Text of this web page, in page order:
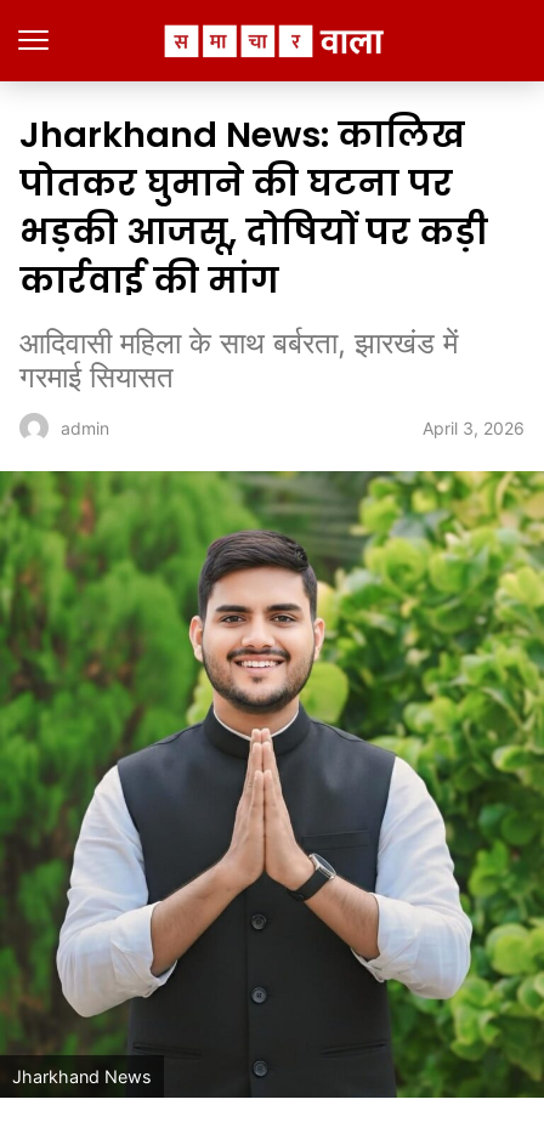
Jharkhand News: कालिख
पोतकर घुमाने की घटना पर
भड़की आजसू, दोषियों पर कड़ी
कार्रवाई की मांग
आदिवासी महिला के साथ बर्बरता, झारखंड में
गरमाई सियासत
admin April 3, 2026
Jharkhand News